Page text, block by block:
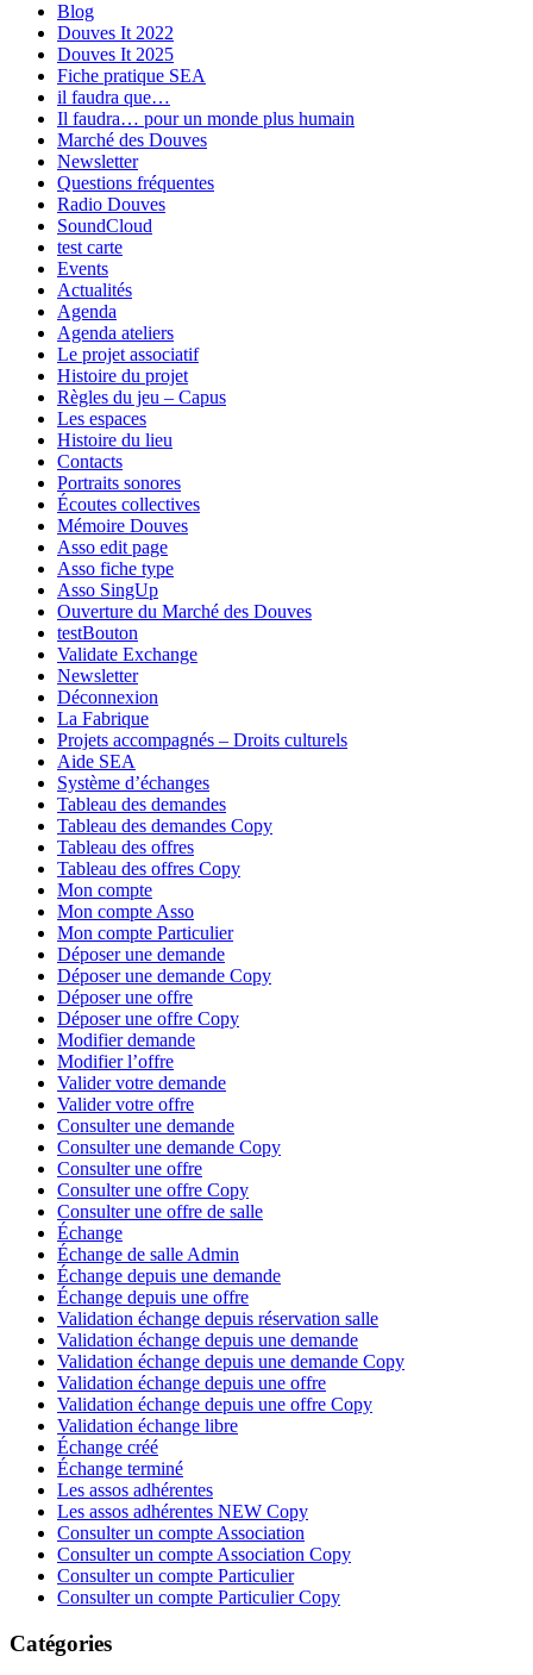
Blog
Douves It 2022
Douves It 2025
Fiche pratique SEA
il faudra que…
Il faudra… pour un monde plus humain
Marché des Douves
Newsletter
Questions fréquentes
Radio Douves
SoundCloud
test carte
Events
Actualités
Agenda
Agenda ateliers
Le projet associatif
Histoire du projet
Règles du jeu – Capus
Les espaces
Histoire du lieu
Contacts
Portraits sonores
Écoutes collectives
Mémoire Douves
Asso edit page
Asso fiche type
Asso SingUp
Ouverture du Marché des Douves
testBouton
Validate Exchange
Newsletter
Déconnexion
La Fabrique
Projets accompagnés – Droits culturels
Aide SEA
Système d’échanges
Tableau des demandes
Tableau des demandes Copy
Tableau des offres
Tableau des offres Copy
Mon compte
Mon compte Asso
Mon compte Particulier
Déposer une demande
Déposer une demande Copy
Déposer une offre
Déposer une offre Copy
Modifier demande
Modifier l’offre
Valider votre demande
Valider votre offre
Consulter une demande
Consulter une demande Copy
Consulter une offre
Consulter une offre Copy
Consulter une offre de salle
Échange
Échange de salle Admin
Échange depuis une demande
Échange depuis une offre
Validation échange depuis réservation salle
Validation échange depuis une demande
Validation échange depuis une demande Copy
Validation échange depuis une offre
Validation échange depuis une offre Copy
Validation échange libre
Échange créé
Échange terminé
Les assos adhérentes
Les assos adhérentes NEW Copy
Consulter un compte Association
Consulter un compte Association Copy
Consulter un compte Particulier
Consulter un compte Particulier Copy
Catégories